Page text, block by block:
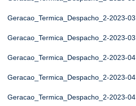
Geracao_Termica_Despacho_2-2023-03
Geracao_Termica_Despacho_2-2023-03
Geracao_Termica_Despacho_2-2023-04
Geracao_Termica_Despacho_2-2023-04
Geracao_Termica_Despacho_2-2023-04